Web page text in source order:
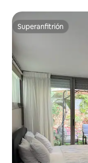
Superanfitrión
Superanfitrión